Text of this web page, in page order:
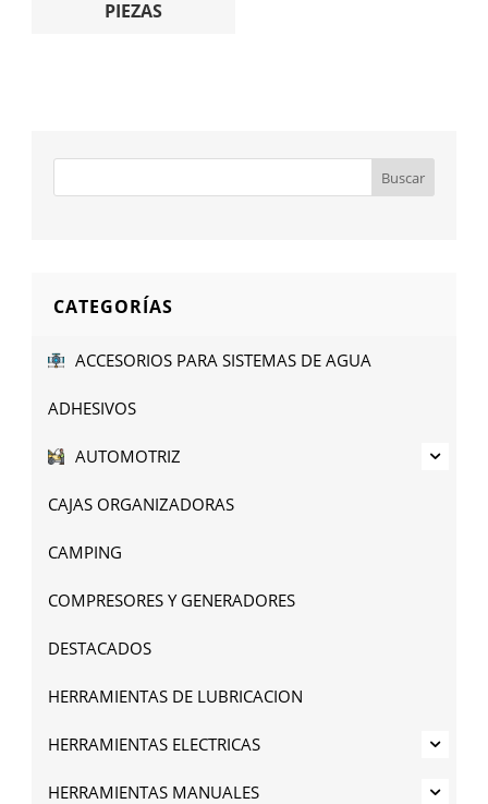
PIEZAS
CATEGORÍAS
ACCESORIOS PARA SISTEMAS DE AGUA
ADHESIVOS
AUTOMOTRIZ
CAJAS ORGANIZADORAS
CAMPING
COMPRESORES Y GENERADORES
DESTACADOS
HERRAMIENTAS DE LUBRICACION
HERRAMIENTAS ELECTRICAS
HERRAMIENTAS MANUALES